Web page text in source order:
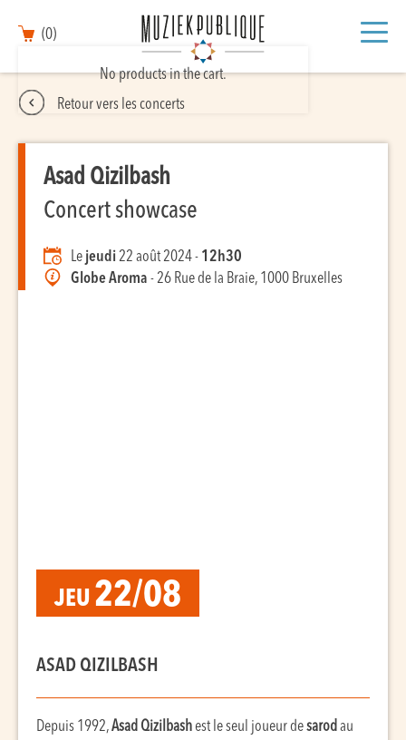
(0)
No products in the cart.
Retour vers les concerts
Asad Qizilbash
Concert showcase
Le jeudi 22 août 2024 - 12h30
Globe Aroma - 26 Rue de la Braie, 1000 Bruxelles
JEU 22/08
ASAD QIZILBASH
Depuis 1992,Asad Qizilbashest le seul joueur desarod au